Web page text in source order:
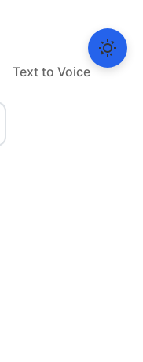
Text to Voice